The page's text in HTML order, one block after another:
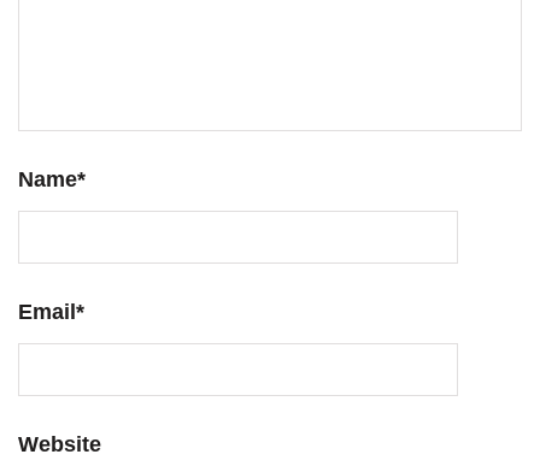
Name*
Email*
Website